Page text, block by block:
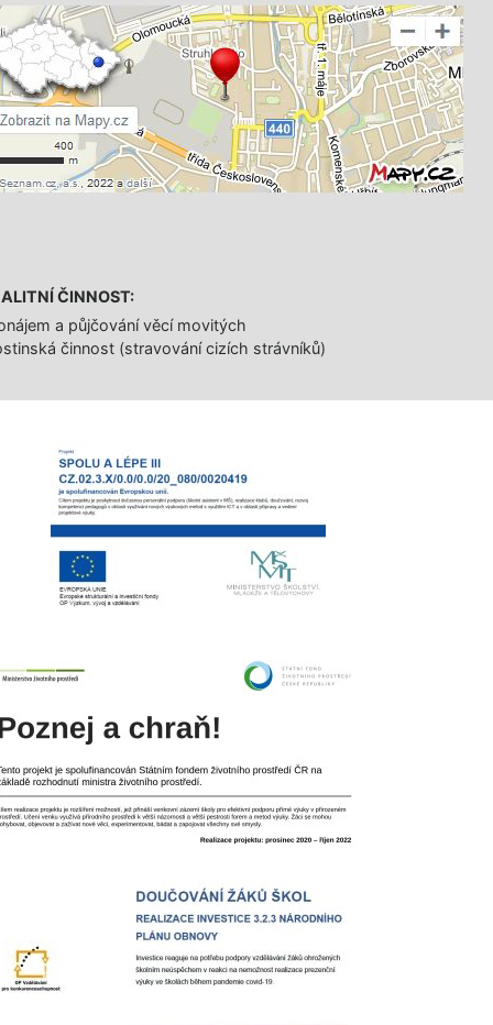
ČINNOST:
a půjčování věcí movitých
činnost (stravování cizích strávníků)